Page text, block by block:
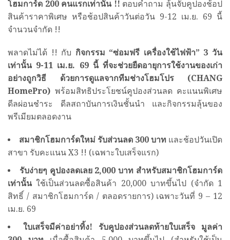
โฮมการ์ด 200 คนแรกเท่านั้น !! ตอบคำถาม ลุ้นจับคูปองช้อป
สินค้าราคาพิเศษ หรือช้อปสินค้าวันต่อวัน 9-12 เม.ย. 69 นี้
จำนวนจำกัด !!
พลาดไม่ได้ !! กับ กิจกรรม “ซ่อมฟรี เครื่องใช้ไฟฟ้า” 3 วัน
เท่านั้น 9-11 เม.ย. 69 นี้ ที่จะช่วยยืดอายุการใช้งานของเก่า
อย่างถูกวิธี ด้วยการดูแลจากทีมช่างโฮมโปร (CHANG
HomePro) พร้อมสิทธิประโยชน์คูปองส่วนลด คะแนนพิเศษ
ดีลผ่อนชำระ ดีลสถาบันการเงินชั้นนำ และกิจกรรมลุ้นของ
พรีเมียมตลอดงาน
สมาชิกโฮมการ์ดใหม่ รับส่วนลด 300 บาท และช้อปวันเปิด
สาขา รับคะแนน X3 !! (เฉพาะใบเสร็จแรก)
รับง่ายๆ คูปองลดเลย 2,000 บาท สำหรับสมาชิกโฮมการ์ด
เท่านั้นใช้เป็นส่วนลดซื้อสินค้า 20,000 บาทขึ้นไป (จำกัด 1
สิทธิ์ / สมาชิกโฮมการ์ด / ตลอดรายการ) เฉพาะวันที่ 9 – 12
เม.ย. 69
ใบเสร็จมีค่าอย่าทิ้ง! รับคูปองส่วนลดท้ายใบเสร็จ มูลค่า